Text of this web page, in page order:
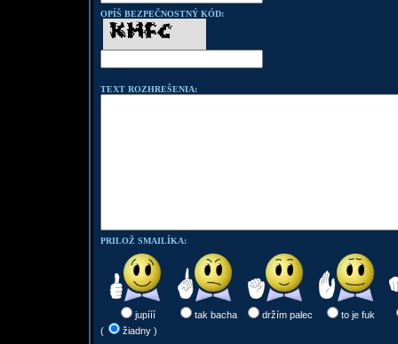
OPÍŠ BEZPEČNOSTNÝ KÓD:
TEXT ROZHREŠENIA:
PRILOŽ SMAILÍKA:
jupííí tak bacha držím palec
to je fuk
(
žiadny )